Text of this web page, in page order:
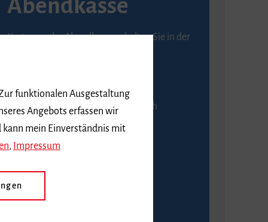
Abendkasse
Karten an der Abendkasse erhalten Sie in der
An der Abendkasse ist ausschließlich
Barzahlung möglich.
Anfahrt
funktionalen Ausgestaltung
Angebots erfassen wir
kann mein Einverständnis mit
Impressum